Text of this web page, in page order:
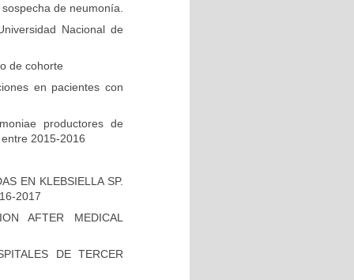
de neumonía.
Nacional de
de cohorte
en pacientes con
productores de
2015-2016
EN KLEBSIELLA SP.
2017
AFTER MEDICAL
DE TERCER